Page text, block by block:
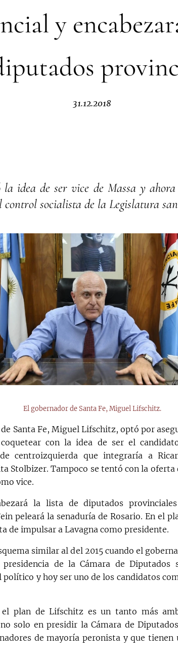
y
31.12.2018
la idea de ser vice de Massa y
control socialista de la Legislatura
El gobernador de Santa Fe, Miguel Lifschitz.
Santa Fe, Miguel Lifschitz, optó por
con la idea de ser el
centroizquierda que integraría a
Stolbizer. Tampoco se tentó con la oferta
vice.
la lista de diputados
peleará la senaduría de Rosario. En el
de impulsar a Lavagna como presidente.
similar al del 2015 cuando el
de la Cámara de Diputados
político y hoy ser uno de los candidatos
el plan de Lifschitz es un tanto más
solo en presidir la Cámara de
de mayoría peronista y que